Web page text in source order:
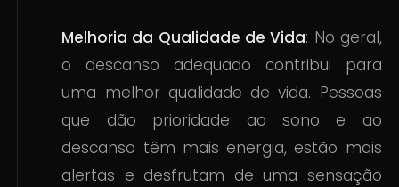
Melhoria da Qualidade de Vida: No geral,
o descanso adequado contribui para
uma melhor qualidade de vida. Pessoas
que dão prioridade ao sono e ao
descanso têm mais energia, estão mais
alertas e desfrutam de uma sensação